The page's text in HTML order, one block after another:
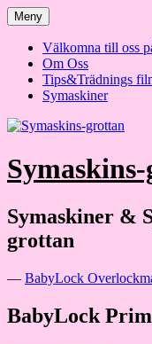
Hoppa
till
innehåll
Meny
Välkomna till oss
Om Oss
Tips&Trädnings
Symaskiner
Symaskiner &
grottan
— BabyLock
BabyLock